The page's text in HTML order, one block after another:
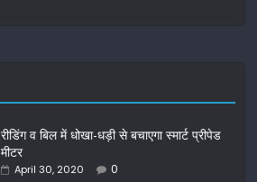
रीडिंग व बिल में धोखा-धड़ी से बचाएगा स्मार्ट प्रीपेड
मीटर
April 30, 2020 0